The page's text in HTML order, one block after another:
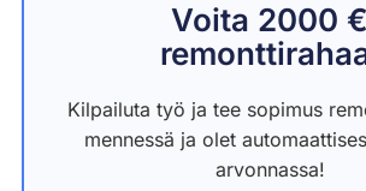
Voita 2000 €
Kilpailuta työ ja tee sopimus
mennessä ja olet
arvonnassa!